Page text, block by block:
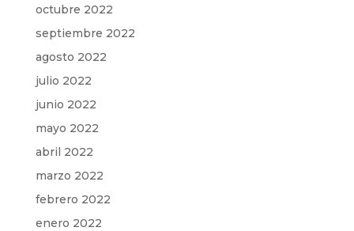
octubre 2022
septiembre 2022
agosto 2022
julio 2022
junio 2022
mayo 2022
abril 2022
marzo 2022
febrero 2022
enero 2022